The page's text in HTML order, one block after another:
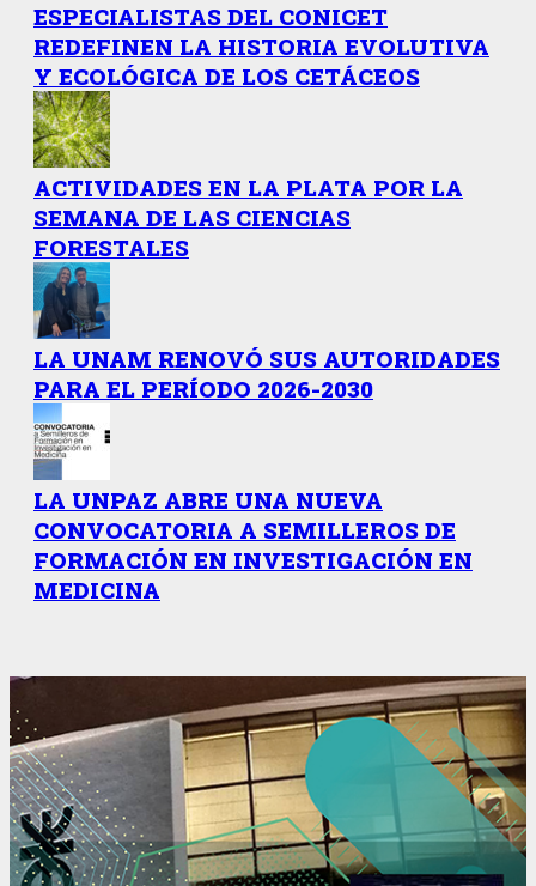
ESPECIALISTAS DEL CONICET
REDEFINEN LA HISTORIA EVOLUTIVA
Y ECOLÓGICA DE LOS CETÁCEOS
ACTIVIDADES EN LA PLATA POR LA
SEMANA DE LAS CIENCIAS
FORESTALES
LA UNAM RENOVÓ SUS AUTORIDADES
PARA EL PERÍODO 2026-2030
LA UNPAZ ABRE UNA NUEVA
CONVOCATORIA A SEMILLEROS DE
FORMACIÓN EN INVESTIGACIÓN EN
MEDICINA